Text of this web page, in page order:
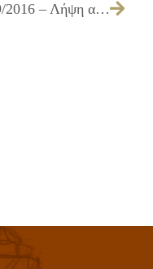
459/2016 – Λήψη απόφασης για την έγκριση του 3ου Ανακεφαλαιωτικού Πίνακα του έργου ΈΚΤΑΚΤΕΣ ΠΑΡΕΜΒΑΣΕΙΣ ΣΥΝΤΗΡΗΣΗΣ ΣΧΟΛΙΚΩΝ ΚΤΙΡΙΩΝ ΕΡΓ. Δ1/15